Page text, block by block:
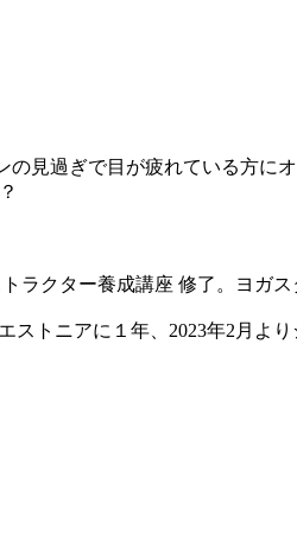
見過ぎで目が疲れている方
ラクター養成講座 修了。ヨガ
トニアに１年、2023年2月よ